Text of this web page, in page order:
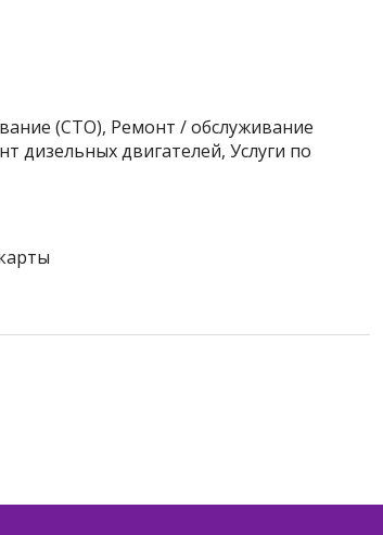
(СТО), Ремонт / обслуживание
дизельных двигателей, Услуги по